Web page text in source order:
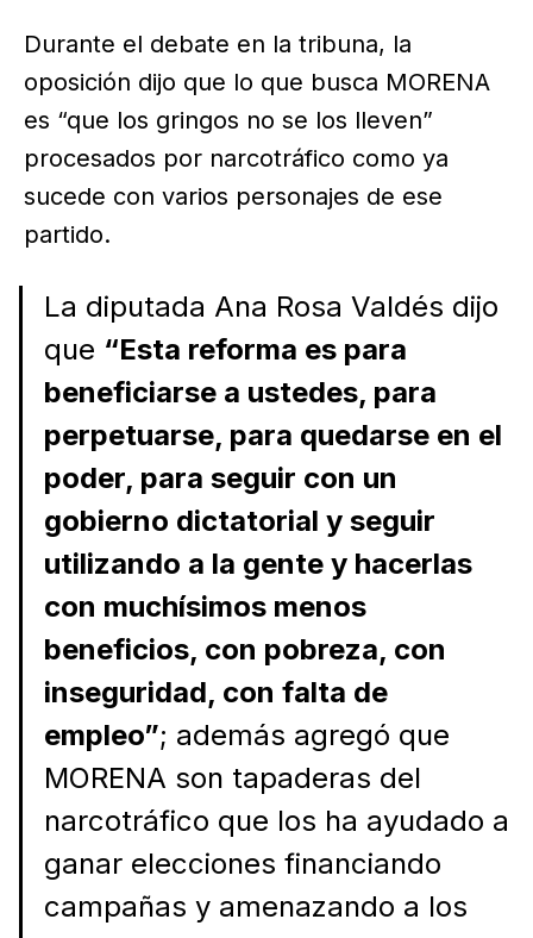
Durante el debate en la tribuna, la
oposición dijo que lo que busca MORENA
es “que los gringos no se los lleven”
procesados por narcotráfico como ya
sucede con varios personajes de ese
partido.
La diputada Ana Rosa Valdés dijo
que “Esta reforma es para
beneficiarse a ustedes, para
perpetuarse, para quedarse en el
poder, para seguir con un
gobierno dictatorial y seguir
utilizando a la gente y hacerlas
con muchísimos menos
beneficios, con pobreza, con
inseguridad, con falta de
empleo”; además agregó que
MORENA son tapaderas del
narcotráfico que los ha ayudado a
ganar elecciones financiando
campañas y amenazando a los